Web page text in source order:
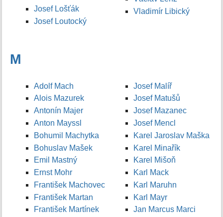
Josef Lošťák
Josef Loutocký
Vladimír Libický
M
Adolf Mach
Alois Mazurek
Antonín Majer
Anton Mayssl
Bohumil Machytka
Bohuslav Mašek
Emil Mastný
Ernst Mohr
František Machovec
František Martan
František Martínek
Josef Malíř
Josef Matušů
Josef Mazanec
Josef Mencl
Karel Jaroslav Maška
Karel Minařík
Karel Mišoň
Karl Mack
Karl Maruhn
Karl Mayr
Jan Marcus Marci